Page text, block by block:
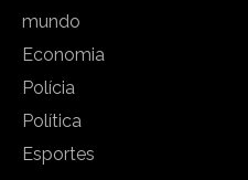
mundo
Economia
Polícia
Política
Esportes